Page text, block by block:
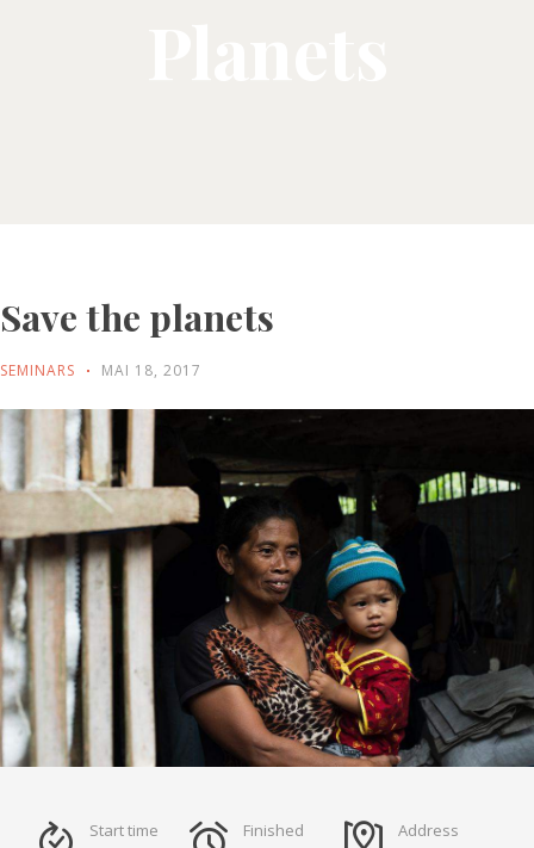
Save the planets
SEMINARS MAI 18, 2017
Start time
Finished
Address